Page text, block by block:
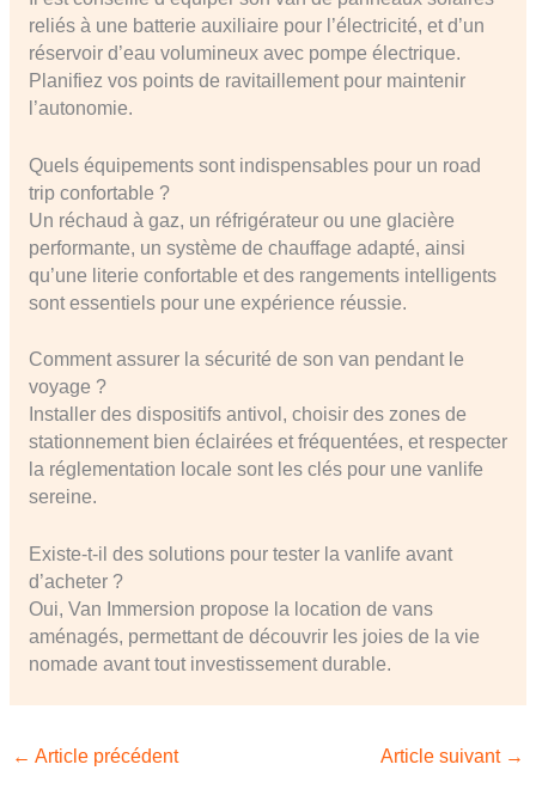
reliés à une batterie auxiliaire pour l’électricité, et d’un
réservoir d’eau volumineux avec pompe électrique.
Planifiez vos points de ravitaillement pour maintenir
l’autonomie.
Quels équipements sont indispensables pour un road
trip confortable ?
Un réchaud à gaz, un réfrigérateur ou une glacière
performante, un système de chauffage adapté, ainsi
qu’une literie confortable et des rangements intelligents
sont essentiels pour une expérience réussie.
Comment assurer la sécurité de son van pendant le
voyage ?
Installer des dispositifs antivol, choisir des zones de
stationnement bien éclairées et fréquentées, et respecter
la réglementation locale sont les clés pour une vanlife
sereine.
Existe-t-il des solutions pour tester la vanlife avant
d’acheter ?
Oui, Van Immersion propose la location de vans
aménagés, permettant de découvrir les joies de la vie
nomade avant tout investissement durable.
← Article précédent Article suivant →